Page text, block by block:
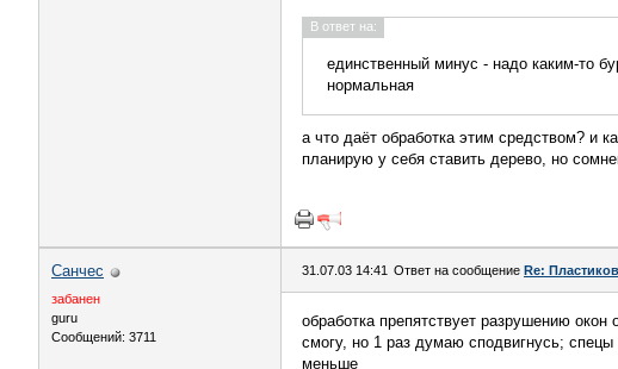
В ответ на:
единственный минус - надо каким-то
нормальная
а что даёт обработка этим средством? и
планирую у себя ставить дерево, но
Санчес
забанен
guru
Сообщений: 3711
31.07.03 14:41 Ответ на сообщение Re:
обработка препятствует разрушению
смогу, но 1 раз думаю сподвигнусь;
меньше